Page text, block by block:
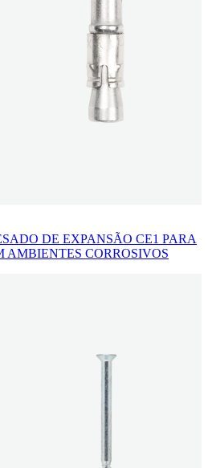
DE EXPANSÃO CE1 PARA
AMBIENTES CORROSIVOS